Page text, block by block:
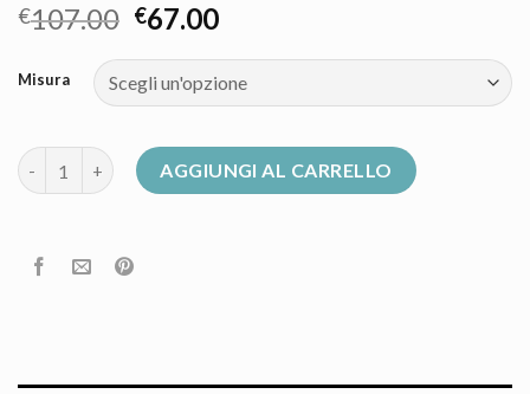
€107.00 €67.00
Misura
piumino primaverile donna quantità
AGGIUNGI AL CARRELLO